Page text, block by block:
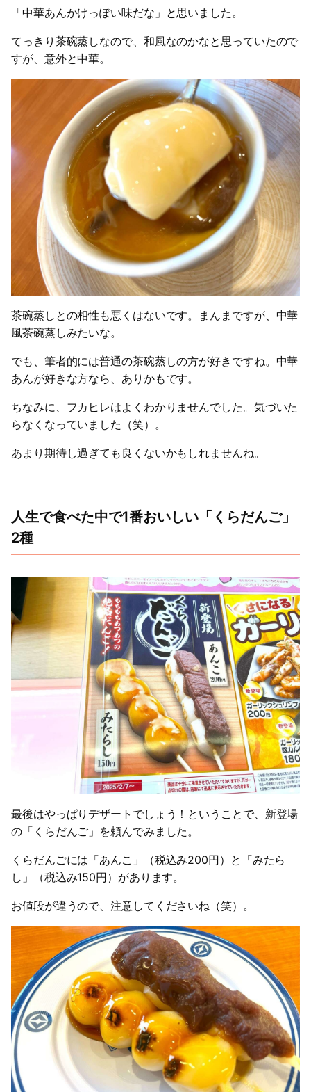
「中華あんかけっぽい味だな」と思いました。
てっきり茶碗蒸しなので、和風なのかなと思っていたので
すが、意外と中華。
茶碗蒸しとの相性も悪くはないです。まんまですが、中華
風茶碗蒸しみたいな。
でも、筆者的には普通の茶碗蒸しの方が好きですね。中華
あんが好きな方なら、ありかもです。
ちなみに、フカヒレはよくわかりませんでした。気づいた
らなくなっていました（笑）。
あまり期待し過ぎても良くないかもしれませんね。
人生で食べた中で1番おいしい「くらだんご」
2種
最後はやっぱりデザートでしょう！ということで、新登場
の「くらだんご」を頼んでみました。
くらだんごには「あんこ」（税込み200円）と「みたら
し」（税込み150円）があります。
お値段が違うので、注意してくださいね（笑）。